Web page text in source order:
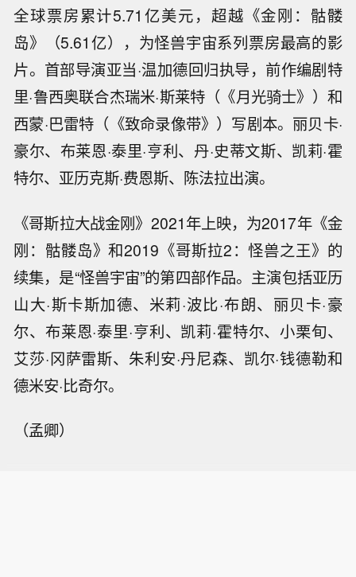
全球票房累计5.71亿美元，超越《金刚：骷髅
岛》（5.61亿），为怪兽宇宙系列票房最高的影
片。首部导演亚当·温加德回归执导，前作编剧特
里·鲁西奥联合杰瑞米·斯莱特（《月光骑士》）和
西蒙·巴雷特（《致命录像带》）写剧本。丽贝卡·
豪尔、布莱恩·泰里·亨利、丹·史蒂文斯、凯莉·霍
特尔、亚历克斯·费恩斯、陈法拉出演。
《哥斯拉大战金刚》2021年上映，为2017年《金
刚：骷髅岛》和2019《哥斯拉2：怪兽之王》的
续集，是“怪兽宇宙”的第四部作品。主演包括亚历
山大·斯卡斯加德、米莉·波比·布朗、丽贝卡·豪
尔、布莱恩·泰里·亨利、凯莉·霍特尔、小栗旬、
艾莎·冈萨雷斯、朱利安·丹尼森、凯尔·钱德勒和
德米安·比奇尔。
（孟卿）